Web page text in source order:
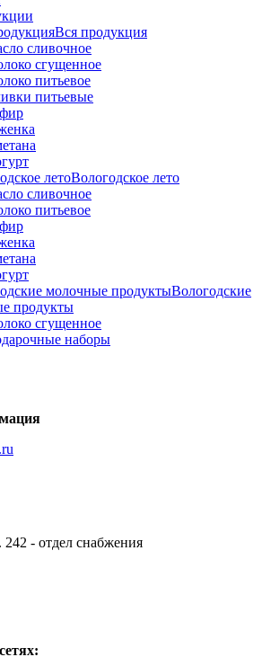
Вся продукция
сливочное
сгущенное
питьевое
питьевые
Вологодское лето
сливочное
питьевое
Вологодские
продукты
сгущенное
наборы
242 - отдел снабжения